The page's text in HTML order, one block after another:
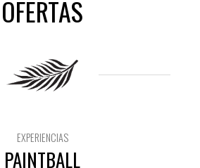
OFERTAS
EXPERIENCIAS
PAINTBALL